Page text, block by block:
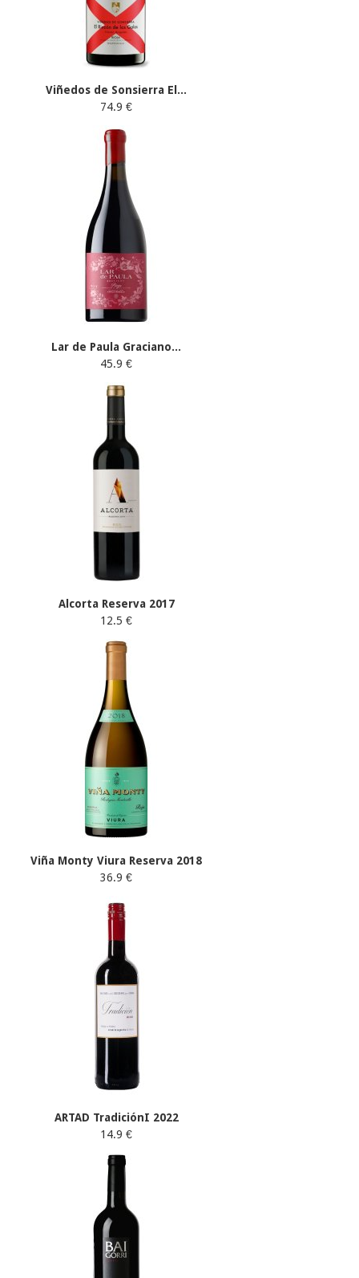
Viñedos de Sonsierra El...
74.9 €
Lar de Paula Graciano...
45.9 €
Alcorta Reserva 2017
12.5 €
Viña Monty Viura Reserva 2018
36.9 €
ARTAD TradiciónI 2022
14.9 €